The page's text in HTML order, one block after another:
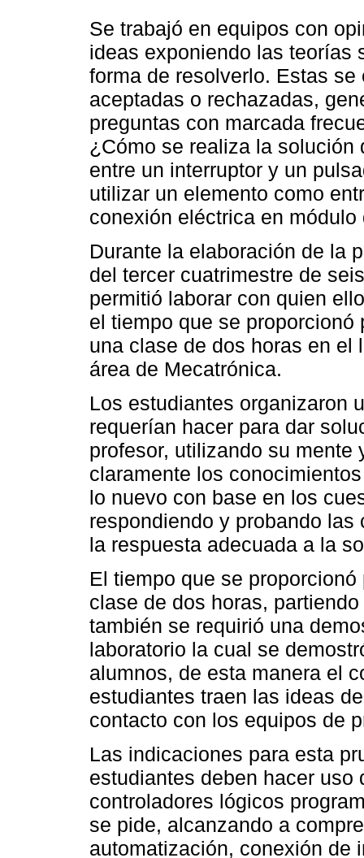
Se trabajó en equipos con
ideas exponiendo las teorías
forma de resolverlo. Estas
aceptadas o rechazadas,
preguntas con marcada
¿Cómo se realiza la
entre un interruptor y un
utilizar un elemento como
conexión eléctrica en módulo
Durante la elaboración de la
del tercer cuatrimestre de
permitió laborar con quien
el tiempo que se
una clase de dos horas en el
área de Mecatrónica.
Los estudiantes organizaron
requerían hacer para dar
profesor, utilizando su mente
claramente los
lo nuevo con base en los
respondiendo y probando
la respuesta adecuada a la
El tiempo que se
clase de dos horas,
también se requirió una
laboratorio la cual se
alumnos, de esta manera el
estudiantes traen las ideas
contacto con los equipos de
Las indicaciones para esta
estudiantes deben hacer uso
controladores lógicos
se pide, alcanzando a
automatización, conexión de